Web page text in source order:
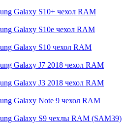
Galaxy S10+ чехол RAM
Galaxy S10e чехол RAM
Galaxy S10 чехол RAM
Galaxy J7 2018 чехол RAM
Galaxy J3 2018 чехол RAM
Galaxy Note 9 чехол RAM
Galaxy S9 чехлы RAM (SAM39)